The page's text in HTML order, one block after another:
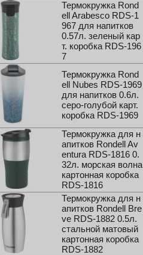
Термокружка Rond
ell Arabesco RDS-1
967 для напитков
0.57л. зеленый кар
т. коробка RDS-196
7
Термокружка Rond
ell Nubes RDS-1969
для напитков 0.6л.
серо-голубой карт.
коробка RDS-1969
Термокружка для н
апитков Rondell Av
entura RDS-1816 0.
32л. морская волна
картонная коробка
RDS-1816
Термокружка для н
апитков Rondell Bre
ve RDS-1882 0.5л.
стальной матовый
картонная коробка
RDS-1882